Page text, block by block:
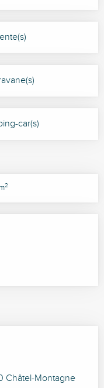
car(s)
2
Châtel-Montagne